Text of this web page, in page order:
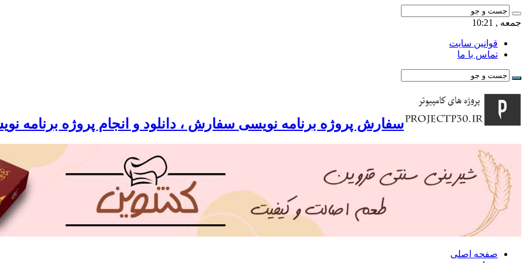
جمعه , 10:21
قوانین سایت
تماس با ما
سفارش پروژه برنامه نویسی سفارش ، دانلود و انجام پروژه برنامه
صفحه اصلی